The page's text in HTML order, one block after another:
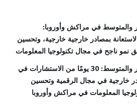
في مراكش وأوروبا:
بمصادر خارجية خارجية، وتحسين
نمو ناجح في مجال تكنولوجيا المعلومات
عزّز مشروعك الصغير والمتوسط: 30 يومًا من الاستشارات في
خارجية في مجال الرقمية وتحسين
المعلومات في مراكش وأوروبا